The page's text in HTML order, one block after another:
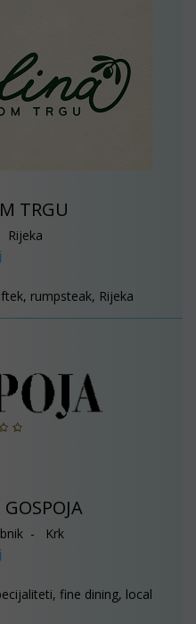
TRGU
Rijeka
rumpsteak, Rijeka
- Krk
fine dining, local